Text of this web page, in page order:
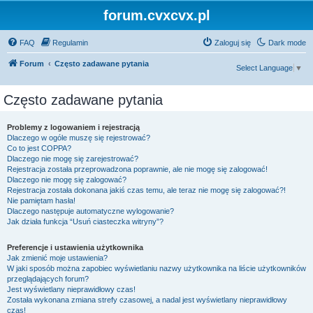
forum.cvxcvx.pl
Dark mode
FAQ Regulamin Zaloguj się
Forum Często zadawane pytania
Select Language ▼
Często zadawane pytania
Problemy z logowaniem i rejestracją
Dlaczego w ogóle muszę się rejestrować?
Co to jest COPPA?
Dlaczego nie mogę się zarejestrować?
Rejestracja została przeprowadzona poprawnie, ale nie mogę się zalogować!
Dlaczego nie mogę się zalogować?
Rejestracja została dokonana jakiś czas temu, ale teraz nie mogę się zalogować?!
Nie pamiętam hasła!
Dlaczego następuje automatyczne wylogowanie?
Jak działa funkcja “Usuń ciasteczka witryny”?
Preferencje i ustawienia użytkownika
Jak zmienić moje ustawienia?
W jaki sposób można zapobiec wyświetlaniu nazwy użytkownika na liście użytkowników
przeglądających forum?
Jest wyświetlany nieprawidłowy czas!
Została wykonana zmiana strefy czasowej, a nadal jest wyświetlany nieprawidłowy
czas!